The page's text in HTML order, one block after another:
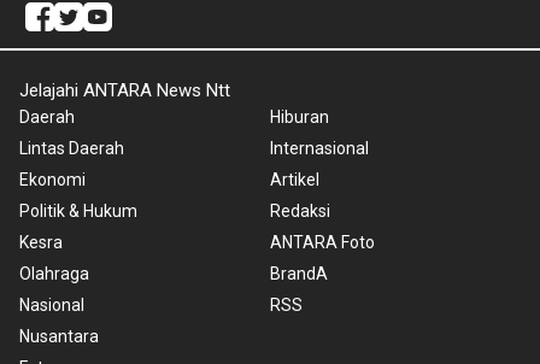
Jelajahi ANTARA News Ntt
Daerah
Lintas Daerah
Ekonomi
Politik & Hukum
Kesra
Olahraga
Nasional
Nusantara
Hiburan
Internasional
Artikel
Redaksi
ANTARA Foto
BrandA
RSS